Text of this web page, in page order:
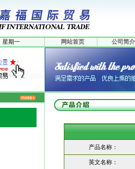
星期一 网站首页 公司简介
产品名称：
英文名称：